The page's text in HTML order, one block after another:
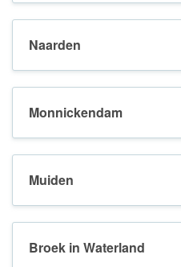
Naarden
Monnickendam
Muiden
Broek in Waterland